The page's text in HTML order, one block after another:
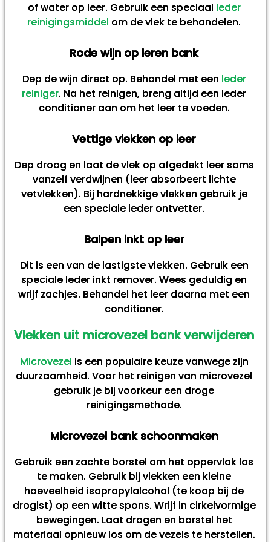
of water op leer. Gebruik een speciaal leder
reinigingsmiddel om de vlek te behandelen.
Rode wijn op leren bank
Dep de wijn direct op. Behandel met een leder
reiniger. Na het reinigen, breng altijd een leder
conditioner aan om het leer te voeden.
Vettige vlekken op leer
Dep droog en laat de vlek op afgedekt leer soms
vanzelf verdwijnen (leer absorbeert lichte
vetvlekken). Bij hardnekkige vlekken gebruik je
een speciale leder ontvetter.
Balpen inkt op leer
Dit is een van de lastigste vlekken. Gebruik een
speciale leder inkt remover. Wees geduldig en
wrijf zachjes. Behandel het leer daarna met een
conditioner.
Vlekken uit microvezel bank verwijderen
Microvezel is een populaire keuze vanwege zijn
duurzaamheid. Voor het reinigen van microvezel
gebruik je bij voorkeur een droge
reinigingsmethode.
Microvezel bank schoonmaken
Gebruik een zachte borstel om het oppervlak los
te maken. Gebruik bij vlekken een kleine
hoeveelheid isopropylalcohol (te koop bij de
drogist) op een witte spons. Wrijf in cirkelvormige
bewegingen. Laat drogen en borstel het
materiaal opnieuw los om de vezels te herstellen.